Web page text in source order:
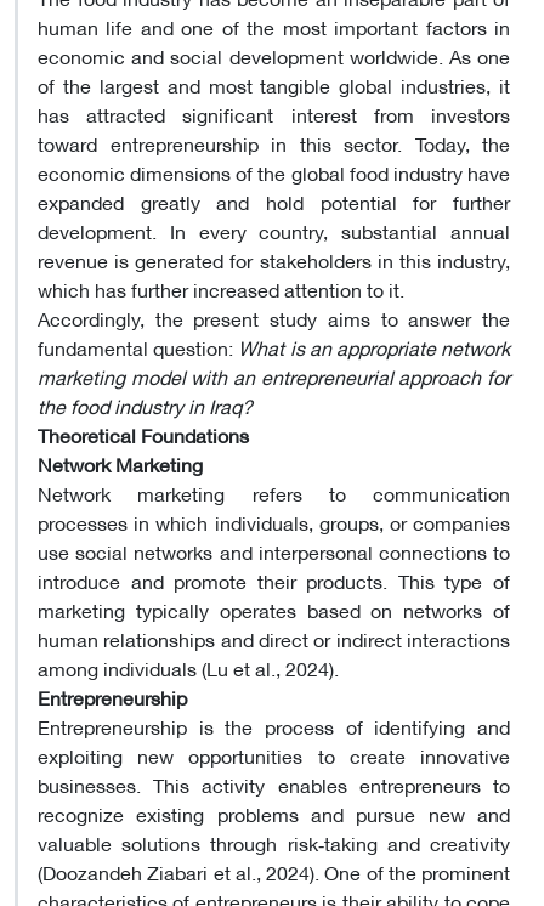
human life and one of the most important factors in
economic and social development worldwide. As one
of the largest and most tangible global industries, it
has attracted significant interest from investors
toward entrepreneurship in this sector. Today, the
economic dimensions of the global food industry have
expanded greatly and hold potential for further
development. In every country, substantial annual
revenue is generated for stakeholders in this industry,
which has further increased attention to it.
Accordingly, the present study aims to answer the
fundamental question: What is an appropriate network
marketing model with an entrepreneurial approach for
the food industry in Iraq?
Theoretical Foundations
Network Marketing
Network marketing refers to communication
processes in which individuals, groups, or companies
use social networks and interpersonal connections to
introduce and promote their products. This type of
marketing typically operates based on networks of
human relationships and direct or indirect interactions
among individuals (Lu et al., 2024).
Entrepreneurship
Entrepreneurship is the process of identifying and
exploiting new opportunities to create innovative
businesses. This activity enables entrepreneurs to
recognize existing problems and pursue new and
valuable solutions through risk‑taking and creativity
(Doozandeh Ziabari et al., 2024). One of the prominent